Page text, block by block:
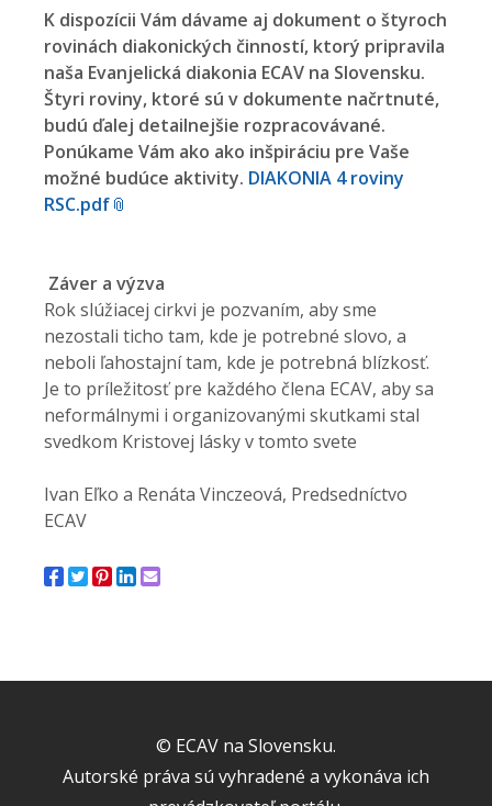
K dispozícii Vám dávame aj dokument o štyroch
rovinách diakonických činností, ktorý pripravila
naša Evanjelická diakonia ECAV na Slovensku.
Štyri roviny, ktoré sú v dokumente načrtnuté,
budú ďalej detailnejšie rozpracovávané.
Ponúkame Vám ako ako inšpiráciu pre Vaše
možné budúce aktivity. DIAKONIA 4 roviny
RSC.pdf
Záver a výzva
Rok slúžiacej cirkvi je pozvaním, aby sme
nezostali ticho tam, kde je potrebné slovo, a
neboli ľahostajní tam, kde je potrebná blízkosť.
Je to príležitosť pre každého člena ECAV, aby sa
neformálnymi i organizovanými skutkami stal
svedkom Kristovej lásky v tomto svete
Ivan Eľko a Renáta Vinczeová, Predsedníctvo
ECAV
© ECAV na Slovensku.
Autorské práva sú vyhradené a vykonáva ich